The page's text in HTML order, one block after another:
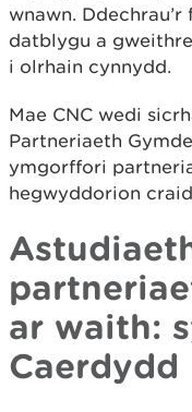
wnawn.
datblygu a
i olrhain cynnydd.
Mae CNC wedi
Partneriaeth
ymgorffori
hegwyddorion
ar waith:
Caerdydd